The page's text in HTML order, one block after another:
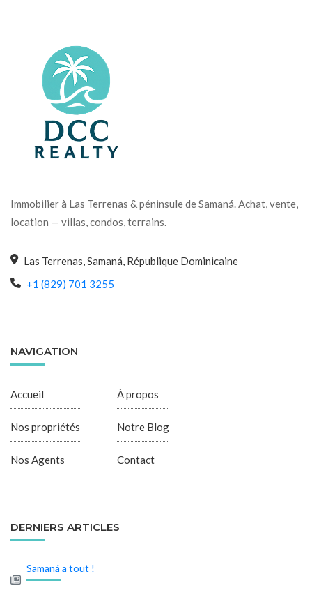
Immobilier à Las Terrenas & péninsule de Samaná. Achat, vente,
location — villas, condos, terrains.
Las Terrenas, Samaná, République Dominicaine
+1 (829) 701 3255
NAVIGATION
Accueil
Nos propriétés
Nos Agents
À propos
Notre Blog
Contact
DERNIERS ARTICLES
Samaná a tout !